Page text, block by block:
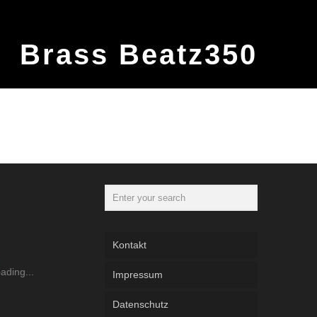
Brass Beatz350
Kontakt
Impressum
Datenschutz